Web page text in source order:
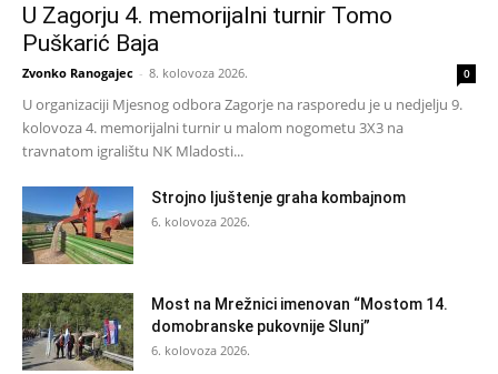
U Zagorju 4. memorijalni turnir Tomo
Puškarić Baja
Zvonko Ranogajec - 8. kolovoza 2026. 0
U organizaciji Mjesnog odbora Zagorje na rasporedu je u nedjelju 9.
kolovoza 4. memorijalni turnir u malom nogometu 3X3 na
travnatom igralištu NK Mladosti...
Strojno ljuštenje graha kombajnom
6. kolovoza 2026.
Most na Mrežnici imenovan “Mostom 14.
domobranske pukovnije Slunj”
6. kolovoza 2026.